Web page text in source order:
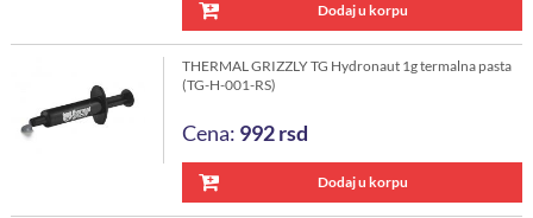
Dodaj u korpu
THERMAL GRIZZLY TG Hydronaut 1g termalna pasta
(TG-H-001-RS)
Cena: 992rsd
Dodaj u korpu